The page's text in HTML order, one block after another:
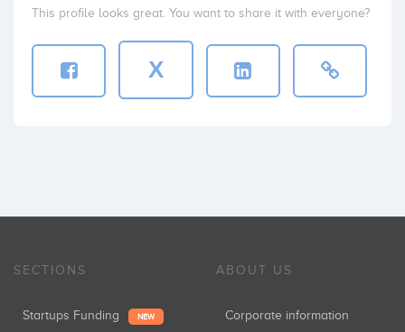
This profile looks great. You want to share it with everyone?
X
SECTIONS
Startups Funding NEW
ABOUT US
Corporate information